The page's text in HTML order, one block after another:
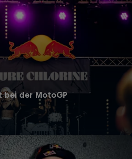
Pure Chlorine spielt bei der MotoGP